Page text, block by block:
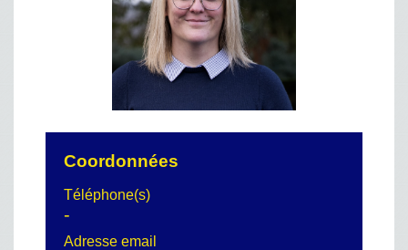
Coordonnées
Téléphone(s)
-
Adresse email